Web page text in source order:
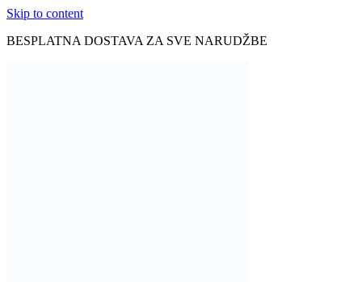
Skip to content
BESPLATNA DOSTAVA ZA SVE NARUDŽBE